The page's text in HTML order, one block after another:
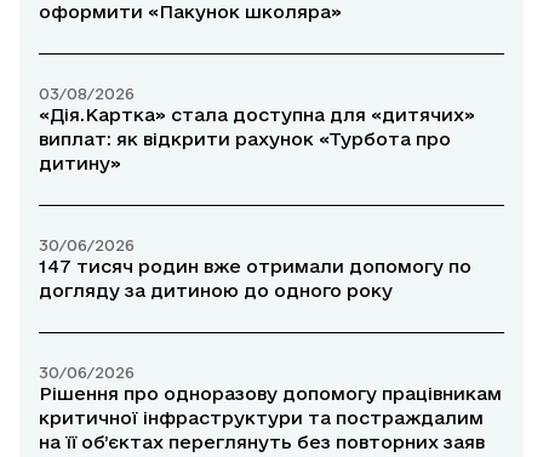
оформити «Пакунок школяра»
03/08/2026
«Дія.Картка» стала доступна для «дитячих»
виплат: як відкрити рахунок «Турбота про
дитину»
30/06/2026
147 тисяч родин вже отримали допомогу по
догляду за дитиною до одного року
30/06/2026
Рішення про одноразову допомогу працівникам
критичної інфраструктури та постраждалим
на її об’єктах переглянуть без повторних заяв